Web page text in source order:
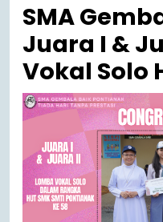
SMA
Juara I &
Vokal Solo